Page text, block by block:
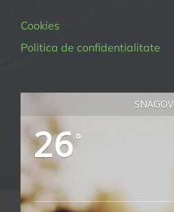
Cookies
Politica de confidentialitate
SNAGOV
26°